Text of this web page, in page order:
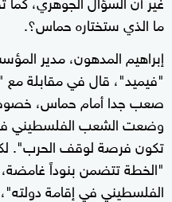
ما الذي ستختاره حماس؟.
إبراهيم المدهون، مدير
"فيميد"، قال في مقابلة مع
صعب جدا أمام حماس، خصوصاً
وضعت الشعب الفلسطيني
تكون فرصة لوقف الحرب".
"الخطة تتضمن بنوداً
الفلسطيني في إقامة